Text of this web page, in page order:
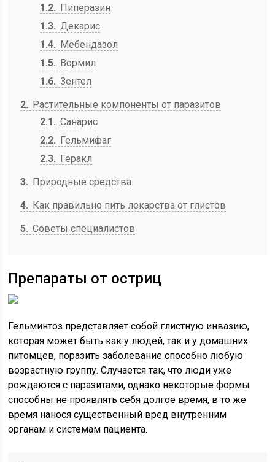
1.2
Пиперазин
1.3 Декарис
1.4
Мебендазол
1.5
Вормил
1.6 Зентел
2
Растительные компоненты от паразитов
2.1
Санарис
2.2
Гельмифаг
2.3
Геракл
3
Природные средства
4
Как правильно пить лекарства от глистов
5 Советы специалистов
Препараты от остриц
Гельминтоз представляет собой глистную инвазию,
которая может быть как у людей, так и у домашних
питомцев, поразить заболевание способно любую
возрастную группу. Случается так, что люди уже
рождаются с паразитами, однако некоторые формы
способны не проявлять себя долгое время, в то же
время нанося существенный вред внутренним
органам и системам пациента.